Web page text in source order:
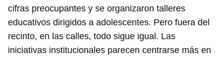
cifras preocupantes y se organizaron talleres
educativos dirigidos a adolescentes. Pero fuera del
recinto, en las calles, todo sigue igual. Las
iniciativas institucionales parecen centrarse más en